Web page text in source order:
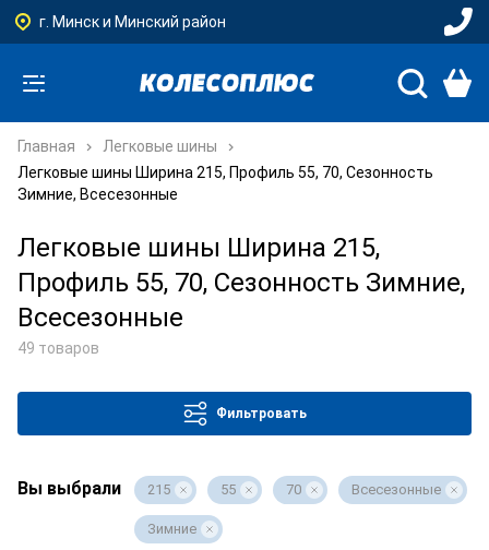
г. Минск и Минский район
Главная
Легковые шины
Легковые шины Ширина 215, Профиль 55, 70, Сезонность
Зимние, Всесезонные
Легковые шины Ширина 215,
Профиль 55, 70, Сезонность Зимние,
Всесезонные
49 товаров
Фильтровать
Вы выбрали 215 55 70 Всесезонные
Зимние